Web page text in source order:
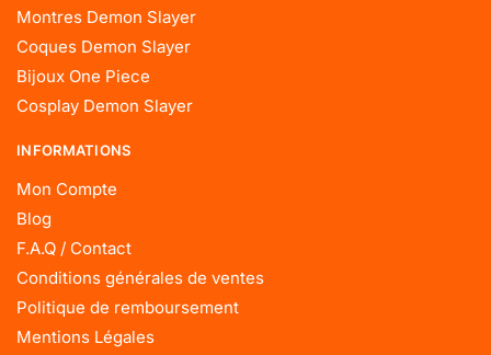
Montres Demon Slayer
Coques Demon Slayer
Bijoux One Piece
Cosplay Demon Slayer
INFORMATIONS
Mon Compte
Blog
F.A.Q / Contact
Conditions générales de ventes
Politique de remboursement
Mentions Légales